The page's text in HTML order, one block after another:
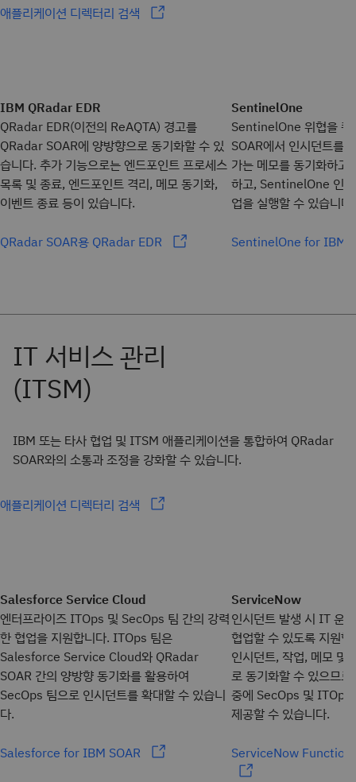
애플리케이션 디렉터리 검색
IBM QRadar EDR
QRadar EDR(이전의 ReAQTA) 경고를
QRadar SOAR에 양방향으로 동기화할 수 있
습니다. 추가 기능으로는 엔드포인트 프로세스
목록 및 종료, 엔드포인트 격리, 메모 동기화,
이벤트 종료 등이 있습니다.
QRadar SOAR용 QRadar EDR
SentinelOne
SentinelOne 위협을 쿼
SOAR에서 인시던트를
가는 메모를 동기화하고
하고, SentinelOne 인
업을 실행할 수 있습니
SentinelOne for IBM
IBM 또는 타사 협업 및 ITSM 애플리케이션을 통합하여 QRadar
SOAR와의 소통과 조정을 강화할 수 있습니다.
애플리케이션 디렉터리 검색
Salesforce Service Cloud
엔터프라이즈 ITOps 및 SecOps 팀 간의 강력
한 협업을 지원합니다. ITOps 팀은
Salesforce Service Cloud와 QRadar
SOAR 간의 양방향 동기화를 활용하여
SecOps 팀으로 인시던트를 확대할 수 있습니
다.
Salesforce for IBM SOAR
ServiceNow
인시던트 발생 시 IT 운
협업할 수 있도록 지원
인시던트, 작업, 메모 및
로 동기화할 수 있으므
중에 SecOps 및 ITOps
제공할 수 있습니다.
ServiceNow